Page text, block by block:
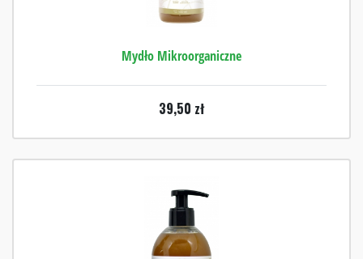
Mydło Mikroorganiczne
39,50 zł